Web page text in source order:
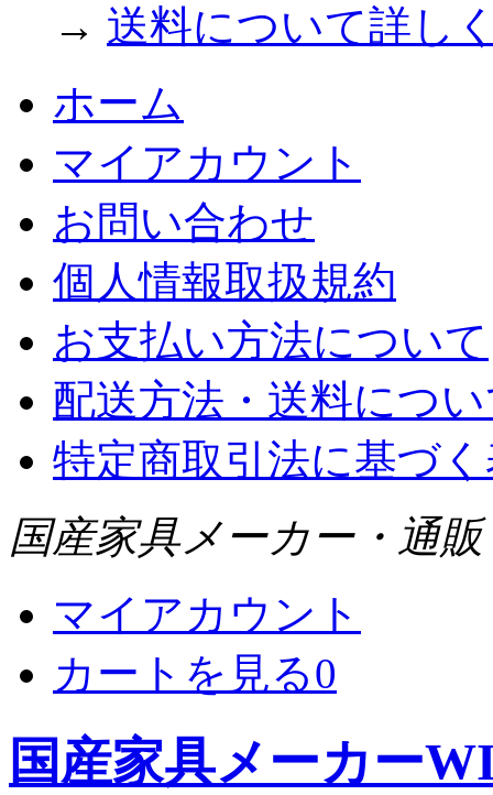
→ 送料について詳し
ホーム
マイアカウント
お問い合わせ
個人情報取扱規約
お支払い方法について
配送方法・送料につ
特定商取引法に基づ
国産家具メーカー・通販
マイアカウント
カートを見る0
国産家具メーカー